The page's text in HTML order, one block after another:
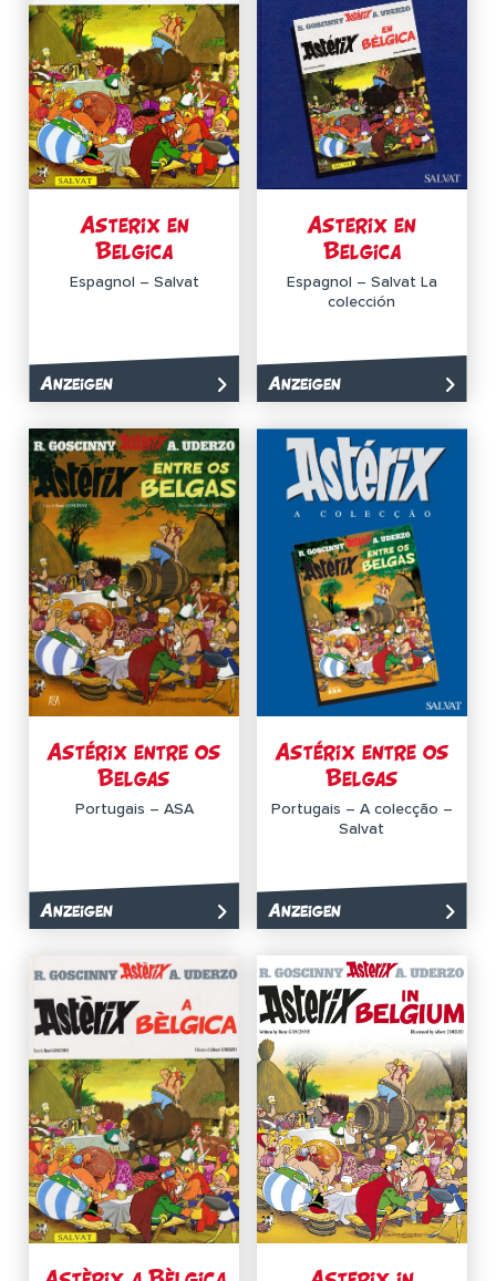
Asterix en
Belgica
Espagnol – Salvat
Anzeigen
Asterix en
Belgica
Espagnol – Salvat La
colección
Anzeigen
Astérix entre os
Belgas
Portugais – ASA
Anzeigen
Astérix entre os
Belgas
Portugais – A colecção –
Salvat
Anzeigen